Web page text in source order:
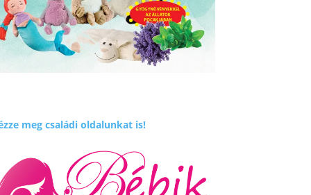
meg családi oldalunkat is!